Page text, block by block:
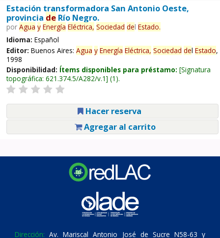
Estación transformadora San Antonio Oeste,
provincia deRío Negro.
por Agua y Energía Eléctrica, Sociedad del Estado.
Idioma: Español
Editor: Buenos Aires: Agua y Energía Eléctrica, Sociedad del Estado,
1998
Disponibilidad: Ítems disponibles para préstamo: Signatura
topográfica: 621.374.5/A282/v.1 (1).
Hacer reserva
Agregar al carrito
Dirección: Av. Mariscal Antonio José de Sucre N58-63 y